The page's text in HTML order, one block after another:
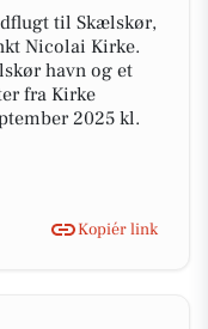
til Skælskør,
Nicolai Kirke.
havn og et
fra Kirke
2025 kl.
Kopiér link